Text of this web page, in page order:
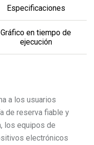
Especificaciones
Gráfico en tiempo de
ejecución
a los usuarios
de reserva fiable y
los equipos de
electrónicos